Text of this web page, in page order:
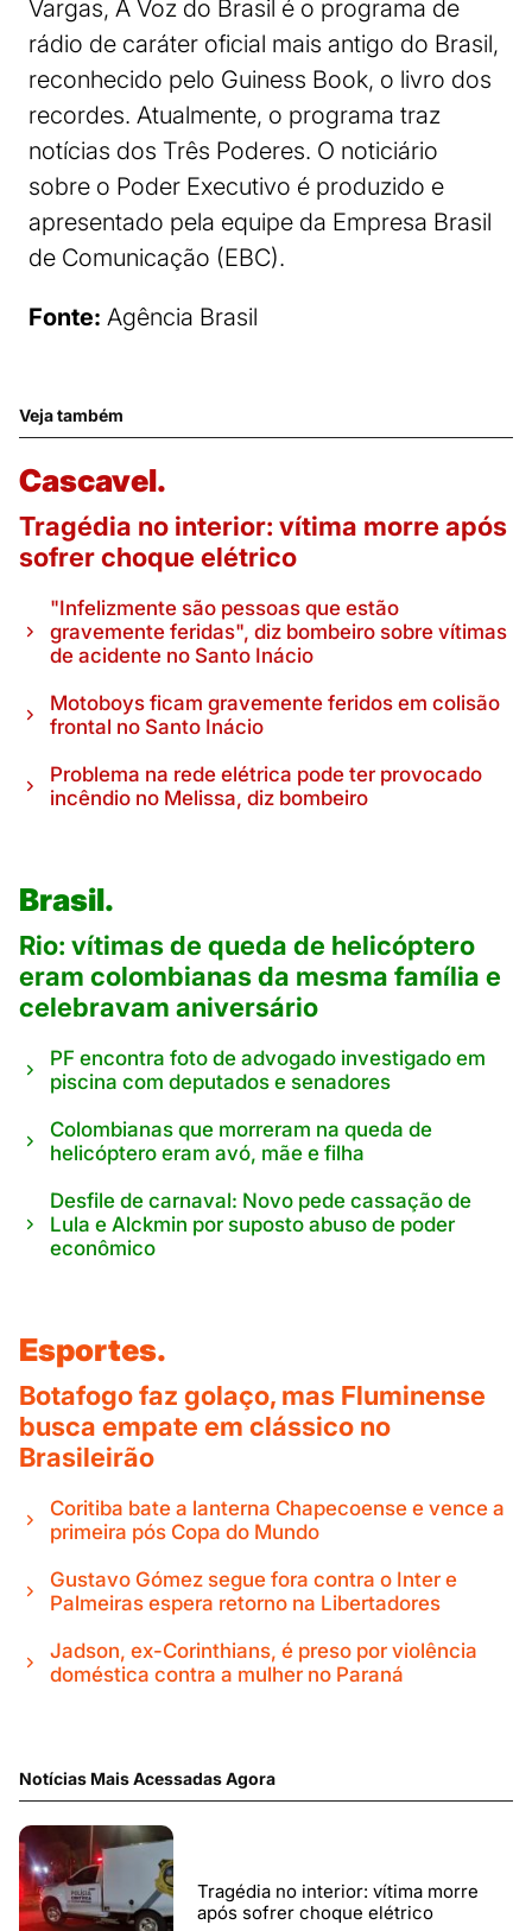
Vargas, A Voz do Brasil é o programa de
rádio de caráter oficial mais antigo do Brasil,
reconhecido pelo Guiness Book, o livro dos
recordes. Atualmente, o programa traz
notícias dos Três Poderes. O noticiário
sobre o Poder Executivo é produzido e
apresentado pela equipe da Empresa Brasil
de Comunicação (EBC).
Fonte: Agência Brasil
Veja também
Cascavel.
Tragédia no interior: vítima morre após
sofrer choque elétrico
"Infelizmente são pessoas que estão
gravemente feridas", diz bombeiro sobre vítimas
de acidente no Santo Inácio
Motoboys ficam gravemente feridos em colisão
frontal no Santo Inácio
Problema na rede elétrica pode ter provocado
incêndio no Melissa, diz bombeiro
Brasil.
Rio: vítimas de queda de helicóptero
eram colombianas da mesma família e
celebravam aniversário
PF encontra foto de advogado investigado em
piscina com deputados e senadores
Colombianas que morreram na queda de
helicóptero eram avó, mãe e filha
Desfile de carnaval: Novo pede cassação de
Lula e Alckmin por suposto abuso de poder
econômico
Esportes.
Botafogo faz golaço, mas Fluminense
busca empate em clássico no
Brasileirão
Coritiba bate a lanterna Chapecoense e vence a
primeira pós Copa do Mundo
Gustavo Gómez segue fora contra o Inter e
Palmeiras espera retorno na Libertadores
Jadson, ex-Corinthians, é preso por violência
doméstica contra a mulher no Paraná
Notícias Mais Acessadas Agora
Tragédia no interior: vítima morre
após sofrer choque elétrico